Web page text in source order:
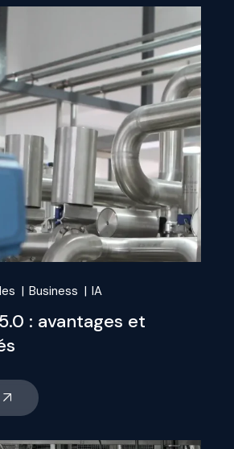
Business IA
: avantages et